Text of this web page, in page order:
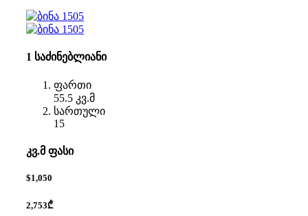
1 საძინებლიანი
ფართი
55.5 კვ.მ
სართული
15
კვ.მ ფასი
$1,050
2,753₾